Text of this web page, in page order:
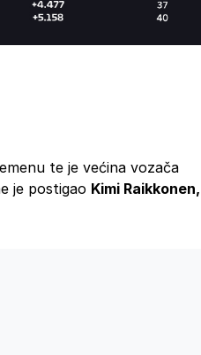
te je većina vozača
je postigao Kimi Raikkonen,